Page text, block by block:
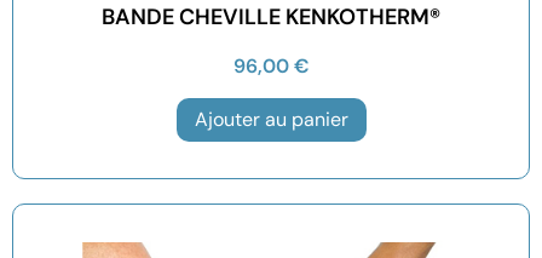
BANDE CHEVILLE KENKOTHERM®
96,00€
Ajouter au panier